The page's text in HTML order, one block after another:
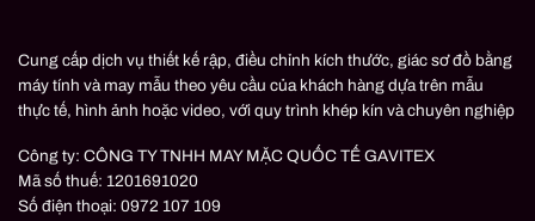
Cung cấp dịch vụ thiết kế rập, điều chỉnh kích thước, giác sơ đồ bằng
máy tính và may mẫu theo yêu cầu của khách hàng dựa trên mẫu
thực tế, hình ảnh hoặc video, với quy trình khép kín và chuyên nghiệp
Công ty: CÔNG TY TNHH MAY MẶC QUỐC TẾ GAVITEX
Mã số thuế: 1201691020
Số điện thoại: 0972 107 109